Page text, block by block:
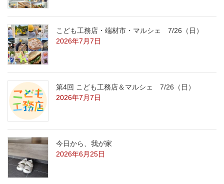
こども工務店・端材市・マルシェ 7/26（日）
2026年7月7日
第4回 こども工務店＆マルシェ 7/26（日）
2026年7月7日
今日から、我が家
2026年6月25日